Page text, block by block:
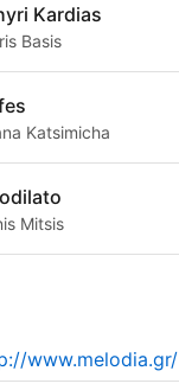
Kardias
Basis
Katsimicha
Mitsis
www.melodia.gr/